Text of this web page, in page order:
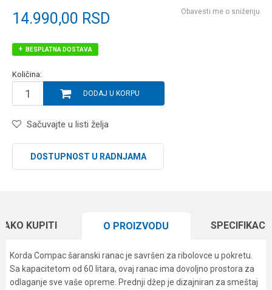
14.990,00 RSD Obavesti me o sniženju
BESPLATNA DOSTAVA
Količina:
DODAJ U KORPU
Sačuvajte u listi želja
DOSTUPNOST U RADNJAMA
KUPITI O PROIZVODU
Korda Compac šaranski ranac je savršen za ribolovce u pokretu.
Sa kapacitetom od 60 litara, ovaj ranac ima dovoljno prostora za
odlaganje sve vaše opreme. Prednji džep je dizajniran za smeštaj